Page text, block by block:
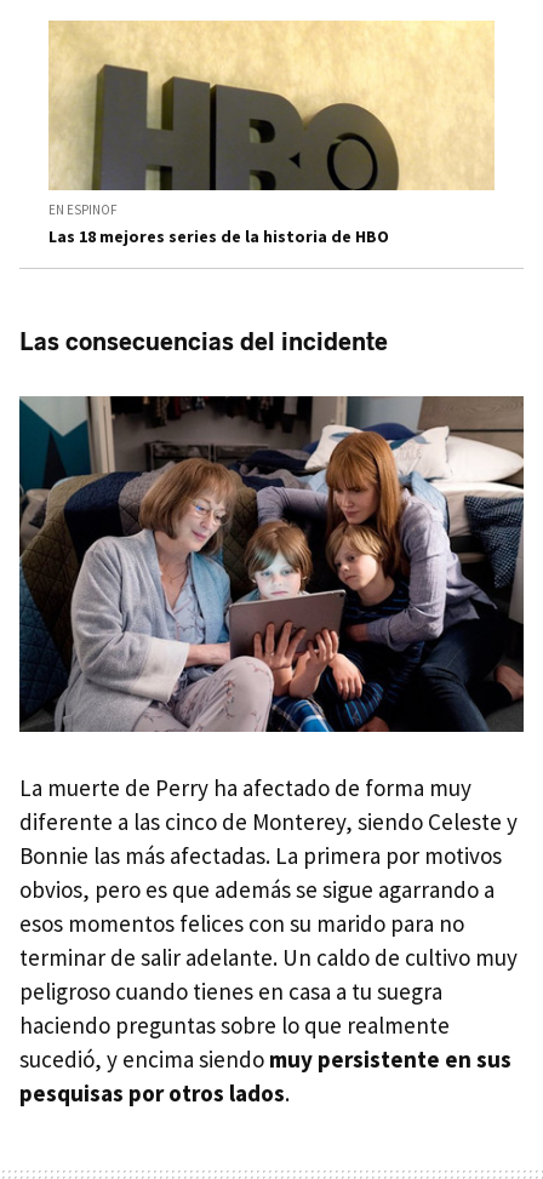
EN ESPINOF
Las 18 mejores series de la historia de HBO
Las consecuencias del incidente
La muerte de Perry ha afectado de forma muy
diferente a las cinco de Monterey, siendo Celeste y
Bonnie las más afectadas. La primera por motivos
obvios, pero es que además se sigue agarrando a
esos momentos felices con su marido para no
terminar de salir adelante. Un caldo de cultivo muy
peligroso cuando tienes en casa a tu suegra
haciendo preguntas sobre lo que realmente
sucedió, y encima siendo muy persistente en sus
pesquisas por otros lados.